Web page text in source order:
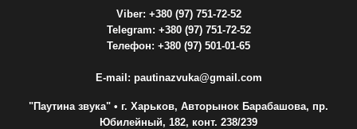
Viber: +380 (97) 751-72-52
Telegram: +380 (97) 751-72-52
Телефон: +380 (97) 501-01-65
E-mail: pautinazvuka@gmail.com
"Паутина звука" • г. Харьков, Авторынок Барабашова, пр.
Юбилейный, 182, конт. 238/239